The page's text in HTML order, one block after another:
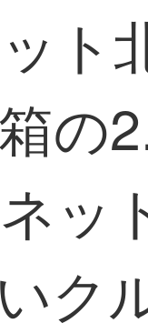
ト
の
ッ
ク